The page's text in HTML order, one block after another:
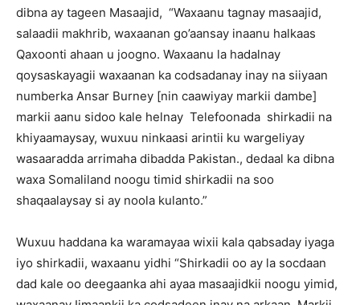
dibna ay tageen Masaajid, “Waxaanu tagnay masaajid,
salaadii makhrib, waxaanan go’aansay inaanu halkaas
Qaxoonti ahaan u joogno. Waxaanu la hadalnay
qoysaskayagii waxaanan ka codsadanay inay na siiyaan
numberka Ansar Burney [nin caawiyay markii dambe]
markii aanu sidoo kale helnay Telefoonada shirkadii na
khiyaamaysay, wuxuu ninkaasi arintii ku wargeliyay
wasaaradda arrimaha dibadda Pakistan., dedaal ka dibna
waxa Somaliland noogu timid shirkadii na soo
shaqaalaysay si ay noola kulanto.”
Wuxuu haddana ka waramayaa wixii kala qabsaday iyaga
iyo shirkadii, waxaanu yidhi “Shirkadii oo ay la socdaan
dad kale oo deegaanka ahi ayaa masaajidkii noogu yimid,